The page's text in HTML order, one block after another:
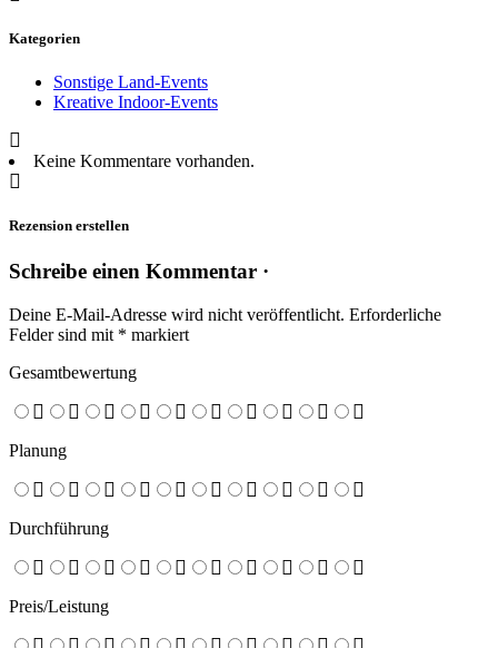
Kategorien
Sonstige Land-Events
Kreative Indoor-Events
Keine Kommentare vorhanden.
Rezension erstellen
Schreibe einen Kommentar ·
Deine E-Mail-Adresse wird nicht veröffentlicht. Erforderliche
Felder sind mit * markiert
Gesamtbewertung
Planung
Durchführung
Preis/Leistung